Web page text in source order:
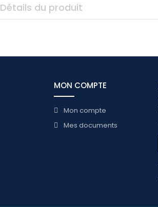
Détails du produit
MON COMPTE
Mon compte
Mes documents